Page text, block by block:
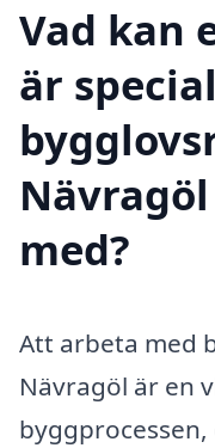
Vad kan
är
med?
Att arbeta med
Nävragöl är en